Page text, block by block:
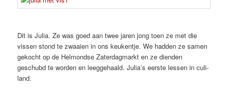
Dit is Julia. Ze was goed aan twee jaren jong toen ze met die
vissen stond te zwaaien in ons keukentje. We hadden ze samen
gekocht op de Helmondse Zaterdagmarkt en ze dienden
geschubd te worden en leeggehaald. Julia’s eerste lessen in culi-
land.